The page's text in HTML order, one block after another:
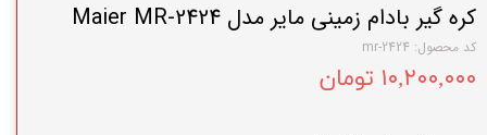
کره گیر بادام زمینی مایر مدل Maier MR-2424
کد محصول: mr-2424
۱۰,۲۰۰,۰۰۰ تومان